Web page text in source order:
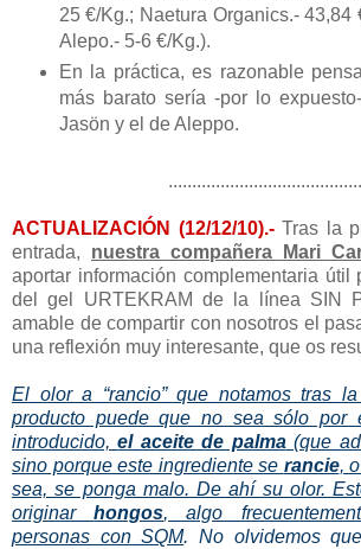
25 €/Kg.; Naetura Organics.- 43,84
Alepo.- 5-6 €/Kg.).
En la práctica, es razonable
más barato sería -por lo
Jasön y el de Aleppo.
.........................................
ACTUALIZACIÓN (12/12/10).-Tras la
entrada, nuestra compañera Mari
aportar información complementaria útil
del gel URTEKRAM de la línea SIN
amable de compartir con nosotros el
una reflexión muy interesante, que os
El olor a “rancio” que notamos tras
producto puede que no sea sólo por
introducido,el aceite de palma(que
sino porque este ingrediente se rancie,
sea, se ponga malo. De ahí su olor.
originarhongos, algo
personas con SQM. No olvidemos